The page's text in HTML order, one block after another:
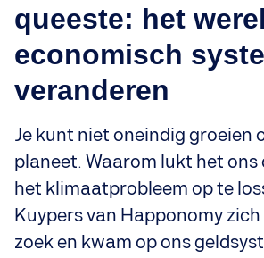
queeste: het
economisch
veranderen
Je kunt niet oneindig groeien
planeet. Waarom lukt het
het klimaatprobleem op te
Kuypers van Happonomy
zoek en kwam op ons